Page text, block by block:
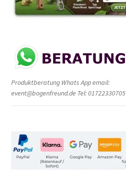
Produktberatung Whats App email:
event@bogenfreund.de Tel: 01722330705